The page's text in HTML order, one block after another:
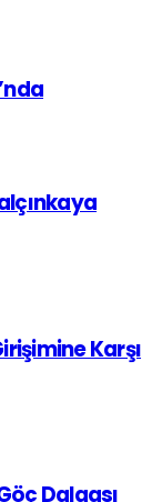
Karşı
Dalgası